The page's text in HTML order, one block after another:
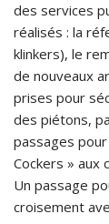
des services
réalisés : la
klinkers), le
de nouveaux
prises pour
des piétons,
passages
Cockers » aux
Un passage
croisement